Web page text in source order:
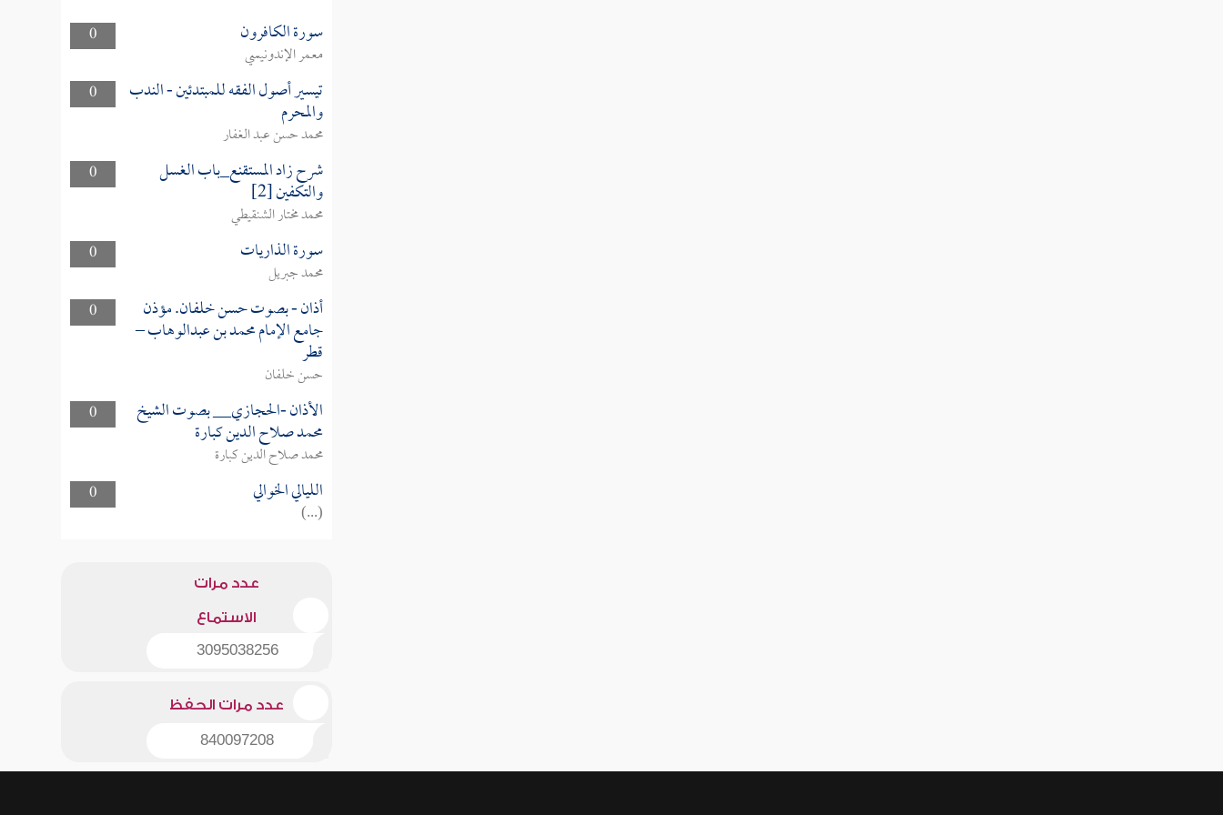
0 سورة الكافرون
معمر الإندونيسي
0
تيسير أصول الفقه للمبتدئين - الندب
والمحرم
محمد حسن عبد الغفار
0
شرح زاد المستقنع_باب الغسل
والتكفين [2]
محمد مختار الشنقيطي
0
سورة الذاريات
محمد جبريل
0
أذان - بصوت حسن خلفان. مؤذن
جامع الإمام محمد بن عبدالوهاب –
قطر
حسن خلفان
0
الأذان -الحجازي__ بصوت الشيخ
محمد صلاح الدين كبارة
محمد صلاح الدين كبارة
0
الليالي الخوالي
(...)
عدد مرات
الاستماع
3095038256
عدد مرات الحفظ
840097208